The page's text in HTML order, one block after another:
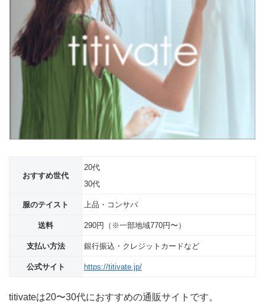
おすすめ世代
20代
30代
服のテイスト 上品・コンサバ
送料 290円（※一部地域770円〜）
支払い方法 銀行振込・クレジットカードなど
公式サイト https://titivate.jp/
titivateは20〜30代におすすめの通販サイトです。